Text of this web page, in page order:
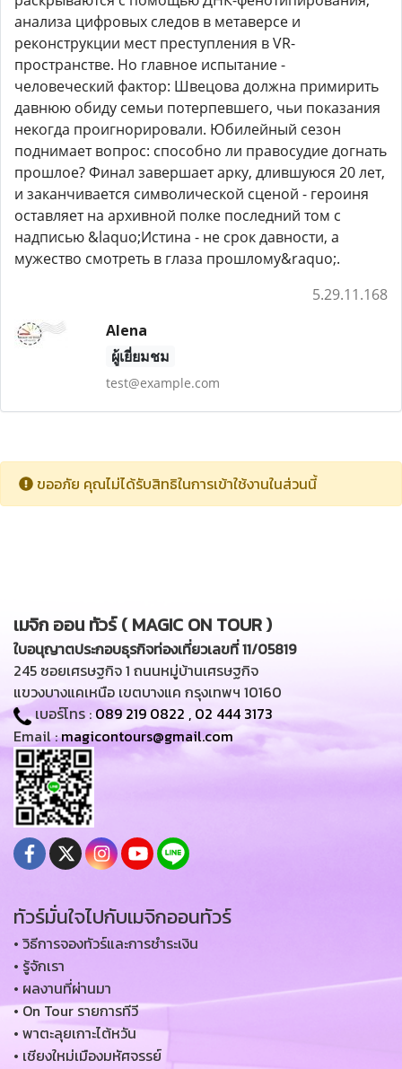
анализа цифровых следов в метаверсе и
реконструкции мест преступления в VR-
пространстве. Но главное испытание -
человеческий фактор: Швецова должна примирить
давнюю обиду семьи потерпевшего, чьи показания
некогда проигнорировали. Юбилейный сезон
поднимает вопрос: способно ли правосудие догнать
прошлое? Финал завершает арку, длившуюся 20 лет,
и заканчивается символической сценой - героиня
оставляет на архивной полке последний том с
надписью &laquo;Истина - не срок давности, а
мужество смотреть в глаза прошлому&raquo;.
5.29.11.168
Alena
ผู้เยี่ยมชม
test@example.com
ขออภัย คุณไม่ได้รับสิทธิในการเข้าใช้งานในส่วนนี้
เมจิก ออน ทัวร์ ( MAGIC ON TOUR )
ใบอนุญาตประกอบธุรกิจท่องเที่ยวเลขที่ 11/05819
245 ซอยเศรษฐกิจ 1 ถนนหมู่บ้านเศรษฐกิจ
แขวงบางแคเหนือ เขตบางแค กรุงเทพฯ 10160
เบอร์โทร :089 219 0822 , 02 444 3173
Email :magicontours@gmail.com
ทัวร์มั่นใจไปกับเมจิกออนทัวร์
• วิธีการจองทัวร์และการชำระเงิน
• รู้จักเรา
• ผลงานที่ผ่านมา
• On Tour รายการทีวี
• พาตะลุยเกาะไต้หวัน
• เชียงใหม่เมืองมหัศจรรย์